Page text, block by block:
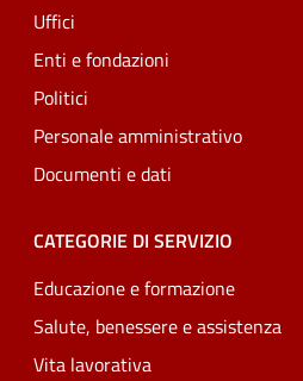
Uffici
Enti e fondazioni
Politici
Personale amministrativo
Documenti e dati
CATEGORIE DI SERVIZIO
Educazione e formazione
Salute, benessere e assistenza
Vita lavorativa